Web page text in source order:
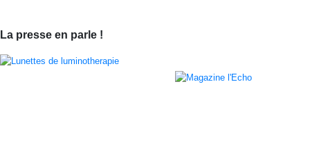
La presse en parle !